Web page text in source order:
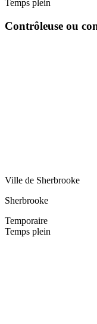
Temps plein
Contrôleuse ou
Ville de Sherbrooke
Sherbrooke
Temporaire
Temps plein